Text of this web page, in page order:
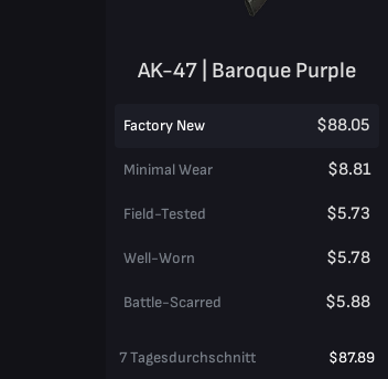
AK-47 | Baroque Purple
Factory New $88.05
Minimal Wear $8.81
Field-Tested $5.73
Well-Worn $5.78
Battle-Scarred $5.88
7 Tagesdurchschnitt $87.89